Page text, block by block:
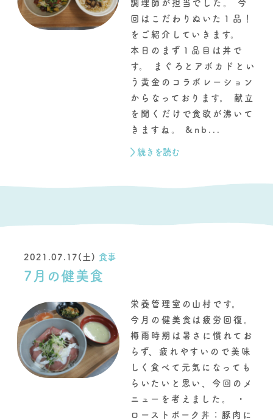
調理師が担当でした。 今
回はこだわりぬいた１品！
をご紹介していきます。
本日のまず１品目は丼で
す。 まぐろとアボカドとい
う黄金のコラボレーション
からなっております。 献立
を聞くだけで食欲が沸いて
きますね。 &nb...
続きを読む
2021.07.17(土) 食事
7月の健美食
栄養管理室の山村です。
今月の健美食は疲労回復。
梅雨時期は暑さに慣れてお
らず、疲れやすいので美味
しく食べて元気になっても
らいたいと思い、今回のメ
ニューを考えました。 ・
ローストポーク丼：豚肉に